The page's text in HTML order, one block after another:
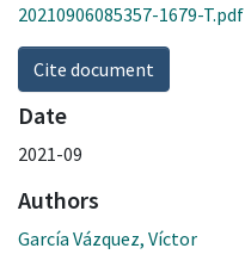
20210906085357-1679-T.pdf
Cite document
Date
2021-09
Authors
García Vázquez, Víctor